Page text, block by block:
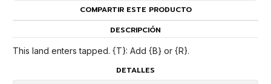
COMPARTIR ESTE PRODUCTO
DESCRIPCIÓN
This land enters tapped. {T}: Add {B} or {R}.
DETALLES